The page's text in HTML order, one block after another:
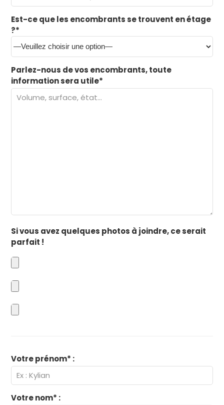
Est-ce que les encombrants se trouvent en étage
?*
Parlez-nous de vos encombrants, toute
information sera utile*
Si vous avez quelques photos à joindre, ce serait
parfait !
Votre prénom* :
Votre nom* :